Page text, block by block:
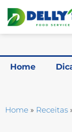
Home
Home » Receitas